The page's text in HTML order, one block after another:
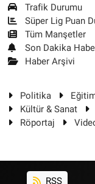
Trafik Durumu
Süper Lig Puan
Tüm Manşetler
Son Dakika
Haber Arşivi
Politika
Kültür & Sanat
Röportaj
RSS